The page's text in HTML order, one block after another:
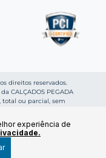
experiência de
direitos reservados.
CALÇADOS PEGADA
total ou parcial, sem
PEGADA NORDESTE
na Rua Cruzeiro da Rocha,
- BA.